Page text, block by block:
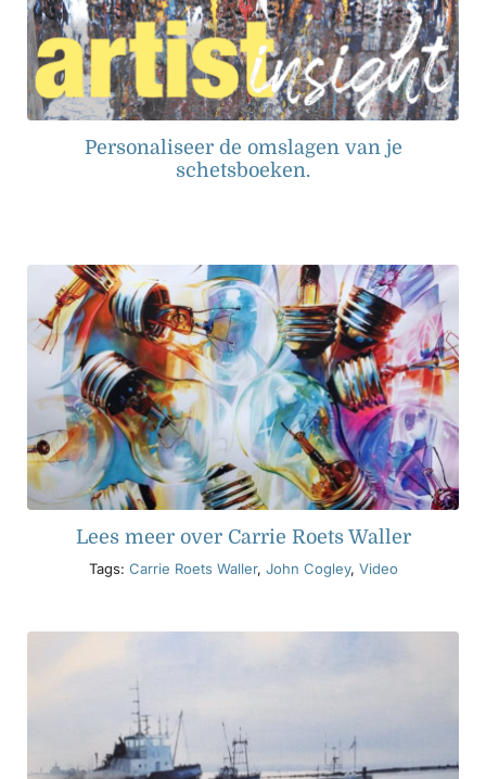
Personaliseer de omslagen van je
schetsboeken.
Lees meer over Carrie Roets Waller
Tags: Carrie Roets Waller, John Cogley, Video